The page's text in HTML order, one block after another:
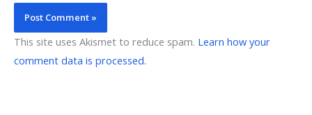
This site uses Akismet to reduce spam. Learn how your
comment data is processed.